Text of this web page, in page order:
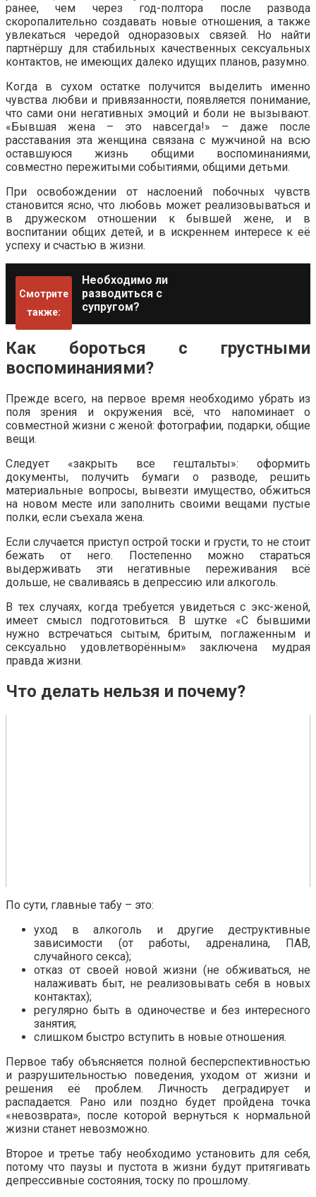
ранее, чем через год-полтора после развода
скоропалительно создавать новые отношения, а также
увлекаться чередой одноразовых связей. Но найти
партнёршу для стабильных качественных сексуальных
контактов, не имеющих далеко идущих планов, разумно.
Когда в сухом остатке получится выделить именно
чувства любви и привязанности, появляется понимание,
что сами они негативных эмоций и боли не вызывают.
«Бывшая жена – это навсегда!» – даже после
расставания эта женщина связана с мужчиной на всю
оставшуюся жизнь общими воспоминаниями,
совместно пережитыми событиями, общими детьми.
При освобождении от наслоений побочных чувств
становится ясно, что любовь может реализовываться и
в дружеском отношении к бывшей жене, и в
воспитании общих детей, и в искреннем интересе к её
успеху и счастью в жизни.
Смотрите
также:
Необходимо ли
разводиться с
супругом?
Как бороться с грустными
воспоминаниями?
Прежде всего, на первое время необходимо убрать из
поля зрения и окружения всё, что напоминает о
совместной жизни с женой: фотографии, подарки, общие
вещи.
Следует «закрыть все гештальты»: оформить
документы, получить бумаги о разводе, решить
материальные вопросы, вывезти имущество, обжиться
на новом месте или заполнить своими вещами пустые
полки, если съехала жена.
Если случается приступ острой тоски и грусти, то не стоит
бежать от него. Постепенно можно стараться
выдерживать эти негативные переживания всё
дольше, не сваливаясь в депрессию или алкоголь.
В тех случаях, когда требуется увидеться с экс-женой,
имеет смысл подготовиться. В шутке «С бывшими
нужно встречаться сытым, бритым, поглаженным и
сексуально удовлетворённым» заключена мудрая
правда жизни.
Что делать нельзя и почему?
По сути, главные табу – это:
уход в алкоголь и другие деструктивные
зависимости (от работы, адреналина, ПАВ,
случайного секса);
отказ от своей новой жизни (не обживаться, не
налаживать быт, не реализовывать себя в новых
контактах);
регулярно быть в одиночестве и без интересного
занятия;
слишком быстро вступить в новые отношения.
Первое табу объясняется полной бесперспективностью
и разрушительностью поведения, уходом от жизни и
решения её проблем. Личность деградирует и
распадается. Рано или поздно будет пройдена точка
«невозврата», после которой вернуться к нормальной
жизни станет невозможно.
Второе и третье табу необходимо установить для себя,
потому что паузы и пустота в жизни будут притягивать
депрессивные состояния, тоску по прошлому.